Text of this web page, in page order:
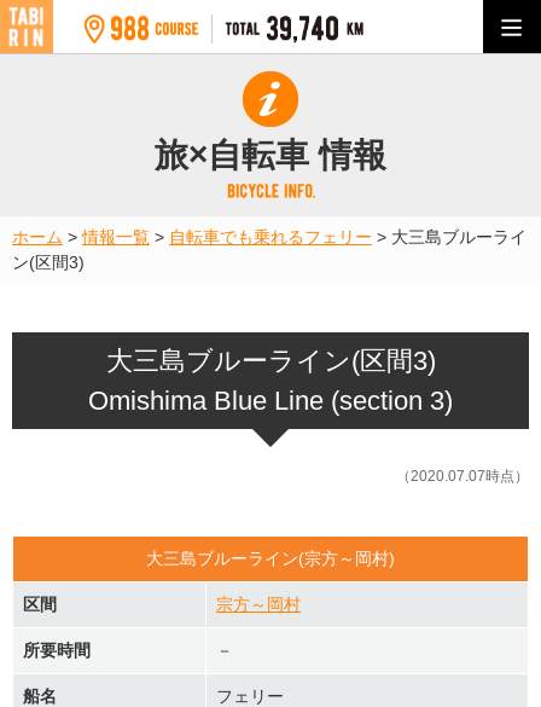
旅×自転車 情報
ホーム >情報一覧 > 自転車でも乗れるフェリー > 大三島ブルーライ
ン(区間3)
大三島ブルーライン(区間3)
Omishima Blue Line (section 3)
（2020.07.07時点）
大三島ブルーライン(宗方～岡村)
区間 宗方～岡村
所要時間 －
船名 フェリー